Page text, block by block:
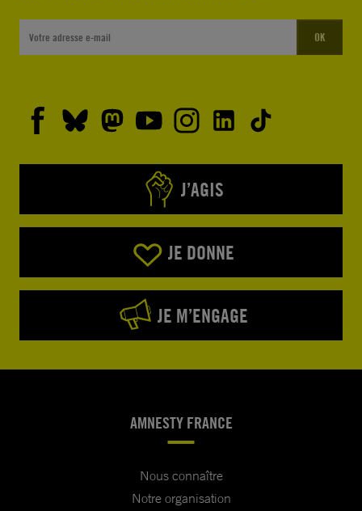
OK
J’AGIS
JE DONNE
JE M’ENGAGE
AMNESTY FRANCE
Nous connaître
Notre organisation